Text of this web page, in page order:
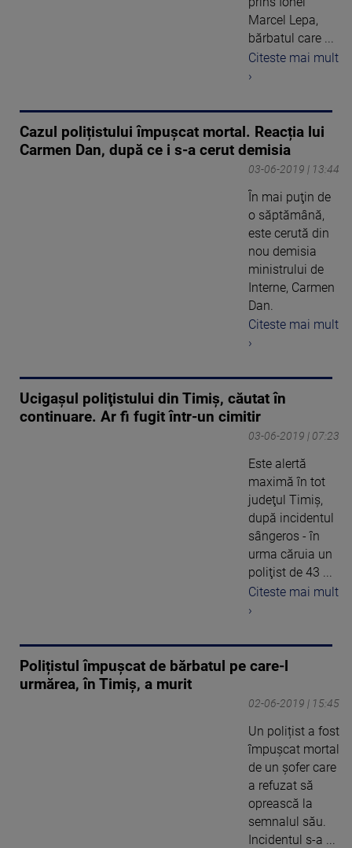
Marcel Lepa,
bărbatul care ...
Citeste mai mult
›
Cazul polițistului împușcat mortal. Reacția lui
Carmen Dan, după ce i s-a cerut demisia
03-06-2019 | 13:44
În mai puţin de
o săptămână,
este cerută din
nou demisia
ministrului de
Interne, Carmen
Dan.
Citeste mai mult
›
Ucigaşul poliţistului din Timiş, căutat în
continuare. Ar fi fugit într-un cimitir
03-06-2019 | 07:23
Este alertă
maximă în tot
judeţul Timiş,
după incidentul
sângeros - în
urma căruia un
poliţist de 43 ...
Citeste mai mult
›
Polițistul împușcat de bărbatul pe care-l
urmărea, în Timiș, a murit
02-06-2019 | 15:45
Un polițist a fost
împușcat mortal
de un șofer care
a refuzat să
oprească la
semnalul său.
Incidentul s-a ...